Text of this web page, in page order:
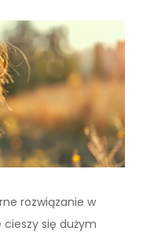
rozwiązanie w
się dużym